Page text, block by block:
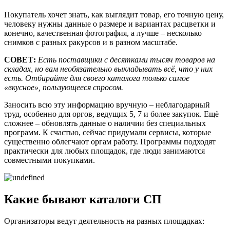
Покупатель хочет знать, как выглядит товар, его точную цену,
человеку нужны данные о размере и вариантах расцветки и
конечно, качественная фотография, а лучше – несколько
снимков с разных ракурсов и в разном масштабе.
СОВЕТ: Есть поставщики с десятками тысяч товаров на
складах, но вам необязательно выкладывать всё, что у них
есть. Отбирайте для своего каталога только самое
«вкусное», пользующееся спросом.
Заносить всю эту информацию вручную – неблагодарный
труд, особенно для оргов, ведущих 5, 7 и более закупок. Ещё
сложнее – обновлять данные о наличии без специальных
программ. К счастью, сейчас придумали сервисы, которые
существенно облегчают оргам работу. Программы подходят
практически для любых площадок, где люди занимаются
совместными покупками.
Какие бывают каталоги СП
Организаторы ведут деятельность на разных площадках: